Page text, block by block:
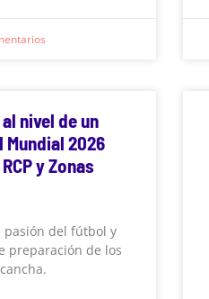
nivel de un
Mundial 2026
y Zonas
pasión del fútbol y
preparación de los